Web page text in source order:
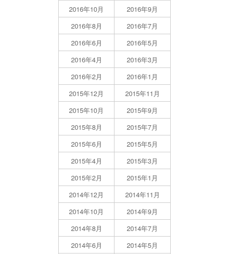
2016年10月
2016年9月
2016年8月
2016年7月
2016年6月
2016年5月
2016年4月
2016年3月
2016年2月
2016年1月
2015年12月
2015年11月
2015年10月
2015年9月
2015年8月
2015年7月
2015年6月
2015年5月
2015年4月
2015年3月
2015年2月
2015年1月
2014年12月
2014年11月
2014年10月
2014年9月
2014年8月
2014年7月
2014年6月
2014年5月